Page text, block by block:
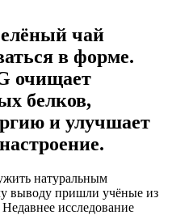
чай
в форме.
очищает
белков,
и улучшает
натуральным
выводу пришли учёные из
исследование